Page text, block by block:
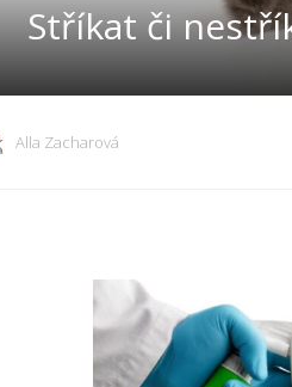
Stříkat či
Alla Zacharová